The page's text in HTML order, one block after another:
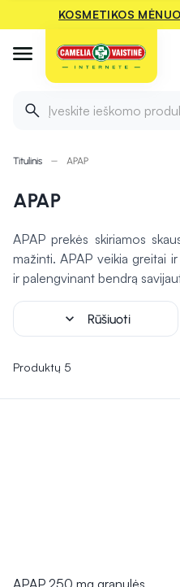
KOSMETIKOS
Įveskite ieškomo
Titulinis APAP
APAP
APAP prekės skiriamos
mažinti. APAP veikia greitai
ir palengvinant bendrą
expand_more Rūšiuoti
Produktų 5
APAP 250 mg granulės